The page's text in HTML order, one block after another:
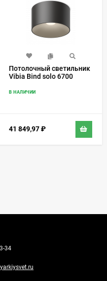
Потолочный светильник
Vibia Bind solo 6700
В НАЛИЧИИ
41 849,97₽
34